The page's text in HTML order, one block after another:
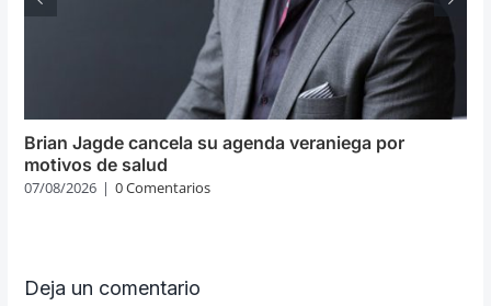
Brian Jagde cancela su agenda veraniega por
motivos de salud
07/08/2026 | 0 Comentarios
Deja un comentario